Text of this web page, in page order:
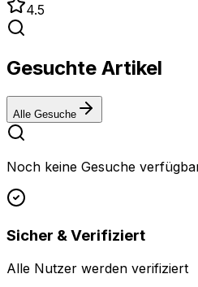
4.5
Gesuchte Artikel
Alle Gesuche
Noch keine Gesuche
Sicher & Verifiziert
Alle Nutzer werden verifiziert